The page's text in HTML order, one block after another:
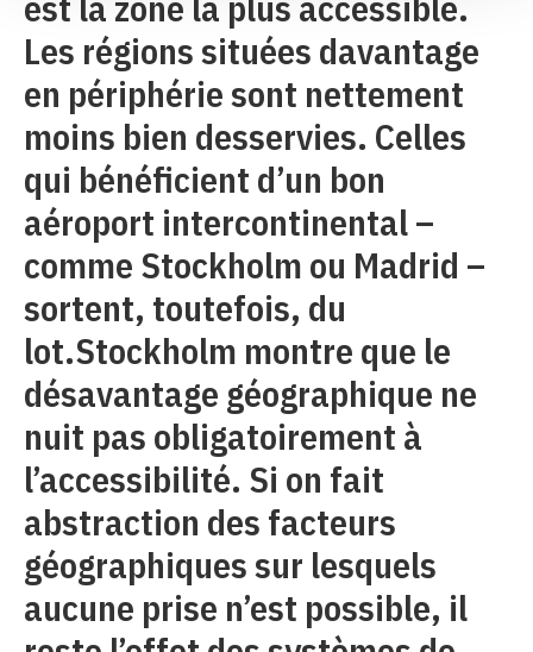
Les régions situées davantage
en périphérie sont nettement
moins bien desservies. Celles
qui bénéficient d’un bon
aéroport intercontinental –
comme Stockholm ou Madrid –
sortent, toutefois, du
lot.Stockholm montre que le
désavantage géographique ne
nuit pas obligatoirement à
l’accessibilité. Si on fait
abstraction des facteurs
géographiques sur lesquels
aucune prise n’est possible, il